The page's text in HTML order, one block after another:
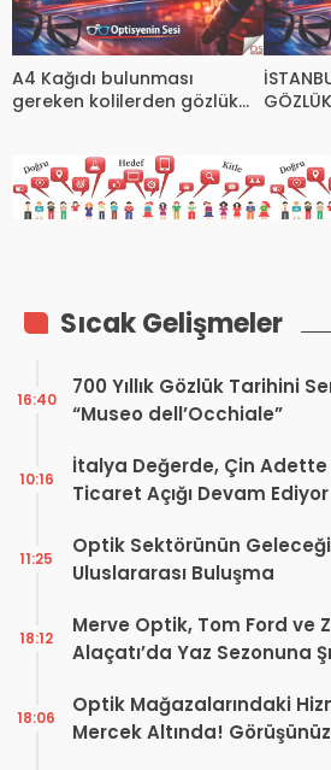
A4 Kağıdı bulunması
gereken kolilerden gözlük
Sıcak Gelişmeler
700 Yıllık Gözlük Tarihini
“Museo dell’Occhiale”
16:40
İtalya Değerde, Çin Adette
Ticaret Açığı Devam Ediyor
10:16
Optik Sektörünün
Uluslararası Buluşma
11:25
Merve Optik, Tom Ford ve
Alaçatı’da Yaz Sezonuna
18:12
Optik Mağazalarındaki
Mercek Altında!
18:06